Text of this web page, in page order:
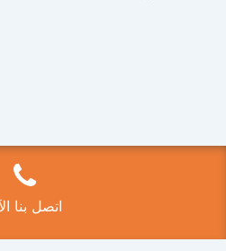
قالب Astra للووردبريساتصل بنا